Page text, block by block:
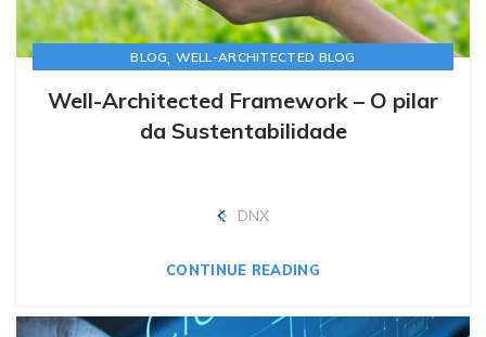
BLOG,WELL-ARCHITECTED BLOG
Well-Architected Framework – O pilar
da Sustentabilidade
DNX
CONTINUE READING